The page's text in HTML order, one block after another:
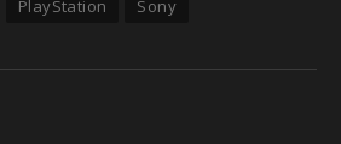
PlayStation Sony